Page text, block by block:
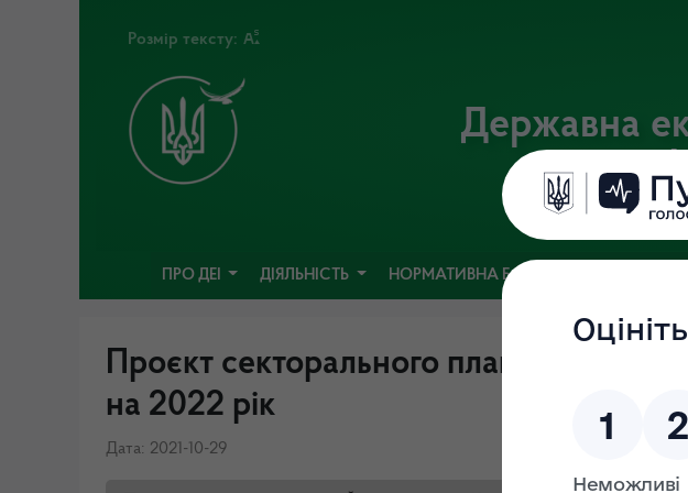
Розмір тексту:
Державна
Офіційний веб-портал
ПРО ДЕІ ДІЯЛЬНІСТЬ НОРМАТИВНА БАЗА
Проєкт секторального плану
на 2022 рік
Дата: 2021-10-29